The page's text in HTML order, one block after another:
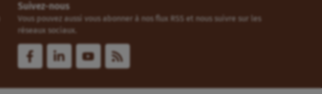
Suivez-nous
Vous pouvez aussi vous abonner à nos flux RSS et nous suivre sur les
réseaux sociaux.